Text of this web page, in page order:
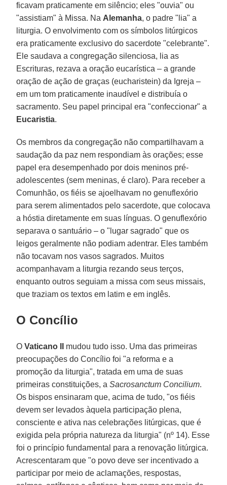
ficavam praticamente em silêncio; eles "ouvia" ou
"assistiam" à Missa. Na Alemanha, o padre "lia" a
liturgia. O envolvimento com os símbolos litúrgicos
era praticamente exclusivo do sacerdote "celebrante".
Ele saudava a congregação silenciosa, lia as
Escrituras, rezava a oração eucarística – a grande
oração de ação de graças (eucharistein) da Igreja –
em um tom praticamente inaudível e distribuía o
sacramento. Seu papel principal era "confeccionar" a
Eucaristia.
Os membros da congregação não compartilhavam a
saudação da paz nem respondiam às orações; esse
papel era desempenhado por dois meninos pré-
adolescentes (sem meninas, é claro). Para receber a
Comunhão, os fiéis se ajoelhavam no genuflexório
para serem alimentados pelo sacerdote, que colocava
a hóstia diretamente em suas línguas. O genuflexório
separava o santuário – o "lugar sagrado" que os
leigos geralmente não podiam adentrar. Eles também
não tocavam nos vasos sagrados. Muitos
acompanhavam a liturgia rezando seus terços,
enquanto outros seguiam a missa com seus missais,
que traziam os textos em latim e em inglês.
O Concílio
OVaticano II
mudou tudo isso. Uma das primeiras
preocupações do Concílio foi "a reforma e a
promoção da liturgia", tratada em uma de suas
primeiras constituições, aSacrosanctum Concilium.
Os bispos ensinaram que, acima de tudo, "os fiéis
devem ser levados àquela participação plena,
consciente e ativa nas celebrações litúrgicas, que é
exigida pela própria natureza da liturgia" (nº 14). Esse
foi o princípio fundamental para a renovação litúrgica.
Acrescentaram que "o povo deve ser incentivado a
participar por meio de aclamações, respostas,